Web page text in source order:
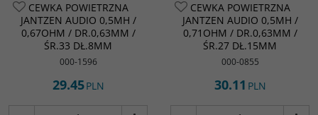
CEWKA POWIETRZNA
JANTZEN AUDIO 0,5MH /
0,67OHM / DR.0,63MM /
ŚR.33 DŁ.8MM
000-1596
29.45PLN
CEWKA POWIETRZNA
JANTZEN AUDIO 0,5MH /
0,71OHM / DR.0,63MM /
ŚR.27 DŁ.15MM
000-0855
30.11 PLN